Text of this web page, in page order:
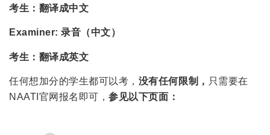
考生：翻译成中文
Examiner: 录音（中文）
考生：翻译成英文
任何想加分的学生都可以考， 没有任何限制， 只需要在
NAATI官网报名即可，参见以下页面：